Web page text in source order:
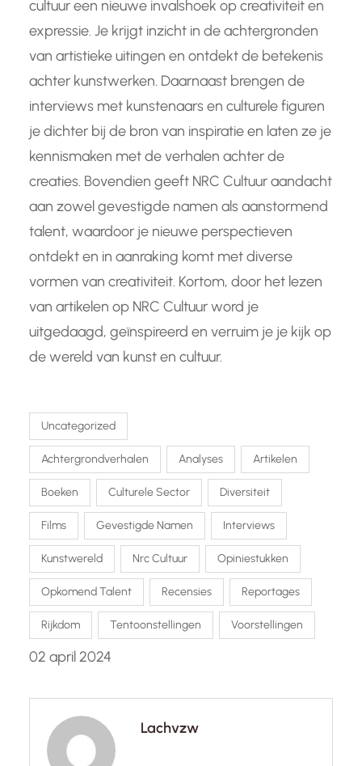
cultuur een nieuwe invalshoek op creativiteit en
expressie. Je krijgt inzicht in de achtergronden
van artistieke uitingen en ontdekt de betekenis
achter kunstwerken. Daarnaast brengen de
interviews met kunstenaars en culturele figuren
je dichter bij de bron van inspiratie en laten ze je
kennismaken met de verhalen achter de
creaties. Bovendien geeft NRC Cultuur aandacht
aan zowel gevestigde namen als aanstormend
talent, waardoor je nieuwe perspectieven
ontdekt en in aanraking komt met diverse
vormen van creativiteit. Kortom, door het lezen
van artikelen op NRC Cultuur word je
uitgedaagd, geïnspireerd en verruim je je kijk op
de wereld van kunst en cultuur.
Uncategorized
Achtergrondverhalen Analyses Artikelen
Boeken Culturele Sector Diversiteit
Films Gevestigde Namen Interviews
Kunstwereld Nrc Cultuur Opiniestukken
Opkomend Talent Recensies Reportages
Rijkdom Tentoonstellingen Voorstellingen
02 april 2024
Lachvzw